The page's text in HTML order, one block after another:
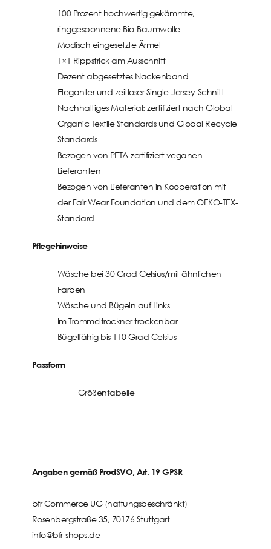
100 Prozent hochwertig gekämmte,
ringgesponnene Bio-Baumwolle
Modisch eingesetzte Ärmel
1×1 Rippstrick am Ausschnitt
Dezent abgesetztes Nackenband
Eleganter und zeitloser Single-Jersey-Schnitt
Nachhaltiges Material: zertifiziert nach Global
Organic Textile Standards und Global Recycle
Standards
Bezogen von PETA-zertifiziert veganen
Lieferanten
Bezogen von Lieferanten in Kooperation mit
der Fair Wear Foundation und dem OEKO-TEX-
Standard
Pflegehinweise
Wäsche bei 30 Grad Celsius/mit ähnlichen
Farben
Wäsche und Bügeln auf Links
Im Trommeltrockner trockenbar
Bügelfähig bis 110 Grad Celsius
Passform
Größentabelle
Angaben gemäß ProdSVO, Art. 19 GPSR
bfr Commerce UG (haftungsbeschränkt)
Rosenbergstraße 35, 70176 Stuttgart
info@bfr-shops.de